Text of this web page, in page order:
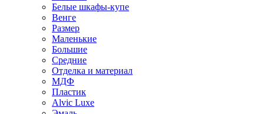
Белые шкафы-купе
Венге
Размер
Маленькие
Большие
Средние
Отделка и материал
МДФ
Пластик
Alvic Luxe